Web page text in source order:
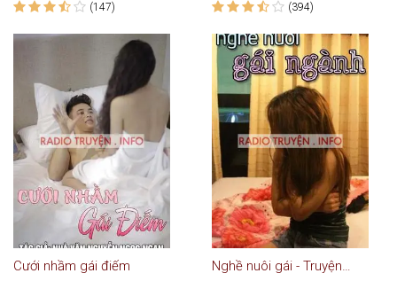
(147) (394)
Cưới nhầm gái điếm Nghề nuôi gái - Truyện tâm lý xã hội